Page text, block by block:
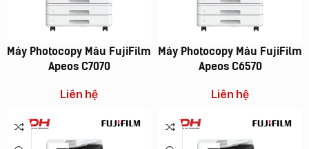
Máy Photocopy Màu FujiFilm
Apeos C7070
Liên hệ
Máy Photocopy Màu FujiFilm
Apeos C6570
Liên hệ